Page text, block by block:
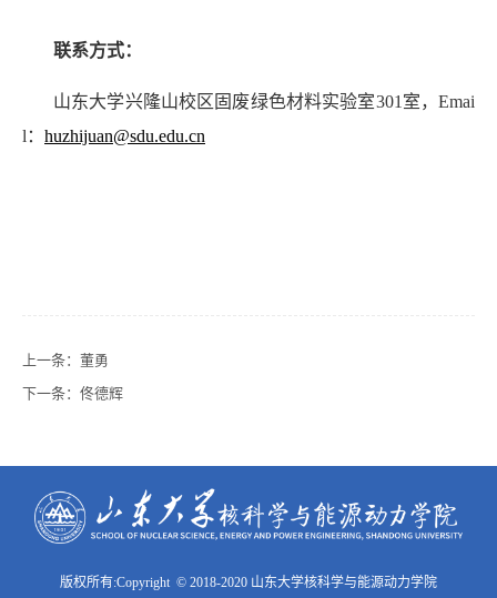
联系方式：
山东大学兴隆山校区固废绿色材料实验室301室，Emai
l： huzhijuan@sdu.edu.cn
上一条： 董勇
下一条： 佟德辉
版权所有:Copyright © 2018-2020 山东大学核科学与能源动力学院